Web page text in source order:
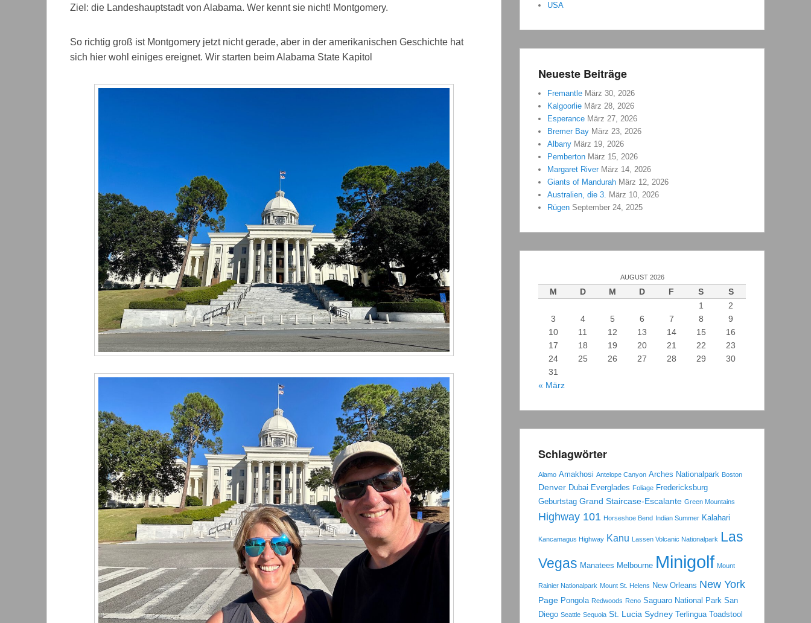
Ziel: die Landeshauptstadt von Alabama. Wer kennt sie nicht! Montgomery.
So richtig groß ist Montgomery jetzt nicht gerade, aber in der amerikanischen Geschichte hat
sich hier wohl einiges ereignet. Wir starten beim Alabama State Kapitol
USA
Neueste Beiträge
Fremantle März 30, 2026
Kalgoorlie März 28, 2026
Esperance März 27, 2026
Bremer Bay März 23, 2026
Albany März 19, 2026
Pemberton März 15, 2026
Margaret River März 14, 2026
Giants of Mandurah März 12, 2026
Australien, die 3. März 10, 2026
Rügen September 24, 2025
AUGUST 2026
M D M D F S
S
1
2
3
4 5 6 7 8
9
10
11 12 13 14 15
16
17
18 19 20 21 22
23
24
25 26 27 28 29
30
31
« März
Schlagwörter
Alamo Amakhosi Antelope Canyon Arches Nationalpark Boston
Denver Dubai Everglades Foliage Fredericksburg
Geburtstag Grand Staircase-Escalante Green Mountains
Highway 101 Horseshoe Bend Indian Summer Kalahari
Kancamagus Highway Kanu Lassen Volcanic Nationalpark Las
Vegas Manatees Melbourne Minigolf Mount
Rainier Nationalpark Mount St. Helens New Orleans New York
Page Pongola Redwoods Reno Saguaro National Park San
Diego Seattle Sequoia St. Lucia Sydney Terlingua Toadstool